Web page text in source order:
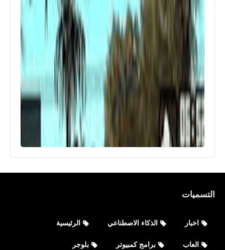
التسميات
اخبار الذكاء الاصطناعي الرئيسية
العاب برامج كمبيوتر بلوجر